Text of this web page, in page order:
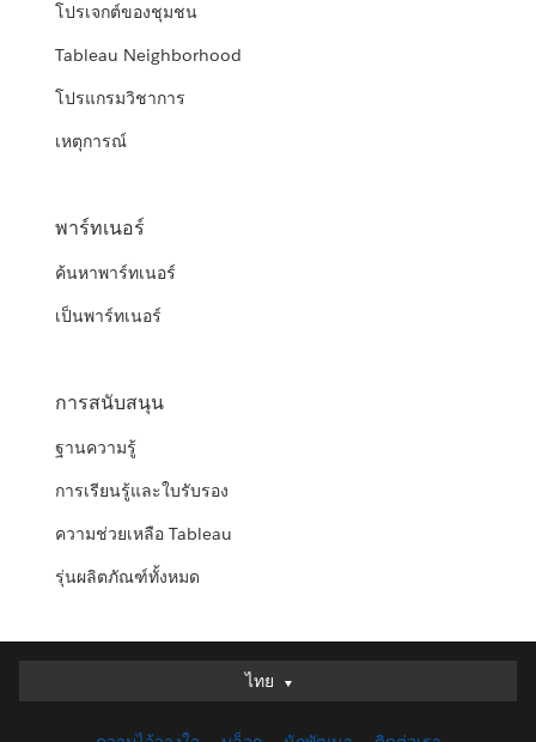
โปรเจกต์ของชุมชน
Tableau Neighborhood
โปรแกรมวิชาการ
เหตุการณ์
พาร์ทเนอร์
ค้นหาพาร์ทเนอร์
เป็นพาร์ทเนอร์
การสนับสนุน
ฐานความรู้
การเรียนรู้และใบรับรอง
ความช่วยเหลือ Tableau
รุ่นผลิตภัณฑ์ทั้งหมด
ไทย
ไทย